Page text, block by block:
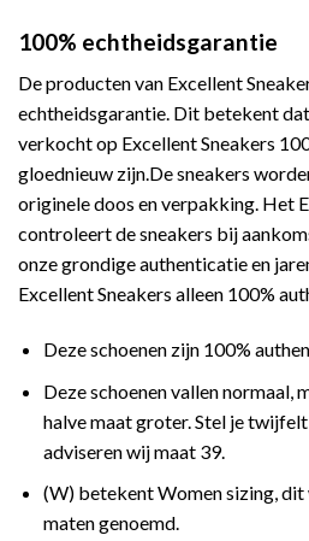
100% echtheidsgarantie
De producten van Excellent
echtheidsgarantie. Dit betekent
verkocht op Excellent Sneakers
gloednieuw zijn.De sneakers
originele doos en verpakking. Het
controleert de sneakers bij
onze grondige authenticatie en
Excellent Sneakers alleen 100%
Deze schoenen zijn 100%
Deze schoenen vallen normaal,
halve maat groter. Stel je twijfelt
adviseren wij maat 39.
(W) betekent Women sizing, dit
maten genoemd.